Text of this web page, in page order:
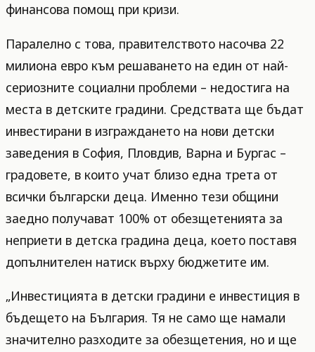
финансова помощ при кризи.
Паралелно с това, правителството насочва 22
милиона евро към решаването на един от най-
сериозните социални проблеми – недостига на
места в детските градини. Средствата ще бъдат
инвестирани в изграждането на нови детски
заведения в София, Пловдив, Варна и Бургас –
градовете, в които учат близо една трета от
всички български деца. Именно тези общини
заедно получават 100% от обезщетенията за
неприети в детска градина деца, което поставя
допълнителен натиск върху бюджетите им.
„Инвестицията в детски градини е инвестиция в
бъдещето на България. Тя не само ще намали
значително разходите за обезщетения, но и ще